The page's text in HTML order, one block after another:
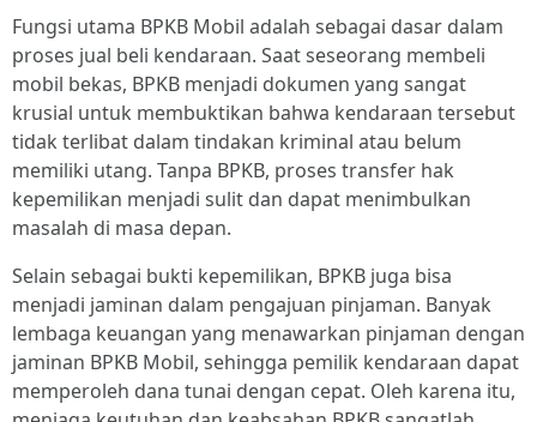
Fungsi utama BPKB Mobil adalah sebagai dasar dalam
proses jual beli kendaraan. Saat seseorang membeli
mobil bekas, BPKB menjadi dokumen yang sangat
krusial untuk membuktikan bahwa kendaraan tersebut
tidak terlibat dalam tindakan kriminal atau belum
memiliki utang. Tanpa BPKB, proses transfer hak
kepemilikan menjadi sulit dan dapat menimbulkan
masalah di masa depan.
Selain sebagai bukti kepemilikan, BPKB juga bisa
menjadi jaminan dalam pengajuan pinjaman. Banyak
lembaga keuangan yang menawarkan pinjaman dengan
jaminan BPKB Mobil, sehingga pemilik kendaraan dapat
memperoleh dana tunai dengan cepat. Oleh karena itu,